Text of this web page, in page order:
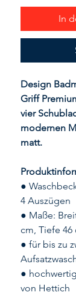
In
Design
Griff
vier
modernen
matt.
●
4 Auszügen
● Maße:
cm, Tiefe 46
● für bis zu
●
von Hettich